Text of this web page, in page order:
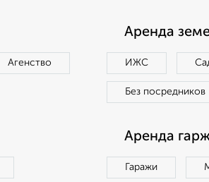
Агенство
Аренда
ИЖС
Без посредников
Аренда
Гаражи